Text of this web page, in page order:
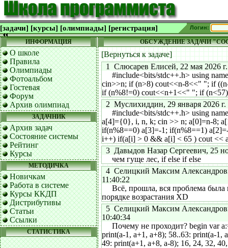
[задачи] [курсы] [олимпиады] [регистрация] Логин:
ИНФОРМАЦИЯ
О школе
Правила
Олимпиады
Фотоальбом
Гостевая
Форум
Архив олимпиад
ЗАДАЧНИК
Архив задач
Состояние системы
Рейтинг
Курсы
МЕТОДИЧКА
Новичкам
Работа в системе
Курсы ККДП
Дистрибутивы
Статьи
Ссылки
СТАТИСТИКА
ОБСУЖДЕНИЕ ЗАДАЧИ
[Вернуться к задаче]
1 Слюсарев Елисей, 22 мая 2026
#include<bits/stdc++.h> using
cin>>n; if (n>8) cout<<n-8<<" "; if
if (n%8!=0) cout<<n+1<<" "; if
2 Муслихиддин, 29 января 2026 г.
#include<bits/stdc++.h> using
a[4]={0}, i, n, k; cin >> n; a[0]=n-8;
if(n%8==0) a[3]=-1; if(n%8==1)
i++) if(a[i] > 0 && a[i] < 65 ) cout <<
3 Давыдов Назар Сергеевич, 25
чем гуще лес, if else if else
4 Селицкий Максим
11:40:22
Всё, прошла, вся проблема была
порядке возрастания ХD
5 Селицкий Максим
10:40:34
Почему не проходит? begin var
print(a-1, a+1, a+8); 58..63: print(a-1,
49: print(a+1, a+8, a-8); 16, 24, 32,